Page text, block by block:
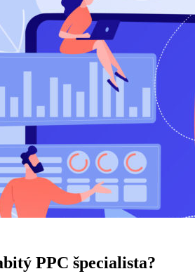
PPC špecialista?